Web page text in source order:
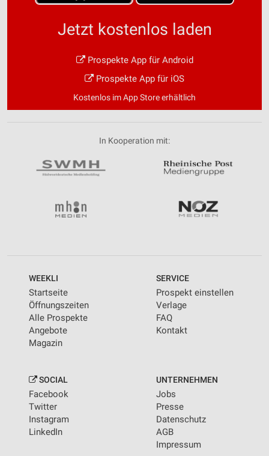
Jetzt kostenlos laden
Prospekte App für Android
Prospekte App für iOS
Kostenlos im App Store erhältlich
In Kooperation mit:
WEEKLI
Startseite
Öffnungszeiten
Alle Prospekte
Angebote
Magazin
SERVICE
Prospekt einstellen
Verlage
FAQ
Kontakt
SOCIAL
Facebook
Twitter
Instagram
LinkedIn
UNTERNEHMEN
Jobs
Presse
Datenschutz
AGB
Impressum